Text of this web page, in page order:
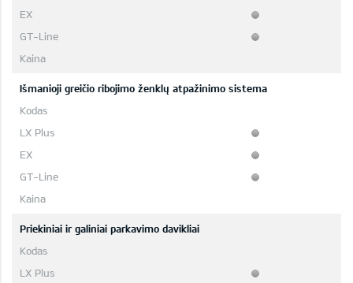
Išmanioji greičio ribojimo ženklų atpažinimo sistema
Priekiniai ir galiniai parkavimo davikliai